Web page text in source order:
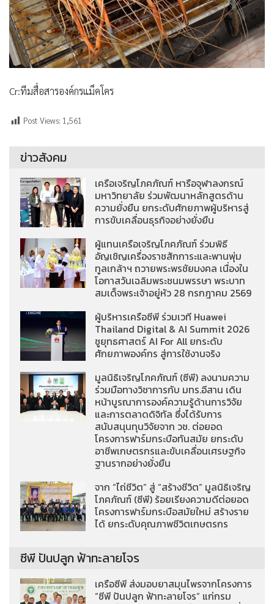
Cr:ทีมสื่อสารองค์กรแม็คโคร
Post Views: 1,561
ข่าวสังคม
เครือเจริญโภคภัณฑ์ หารือจุฬาลงกรณ์
มหาวิทยาลัย ร่วมพัฒนาหลักสูตรด้าน
ความยั่งยืน ยกระดับศักยภาพผู้บริหารสู่
การขับเคลื่อนธุรกิจอย่างยั่งยืน
ผู้แทนเครือเจริญโภคภัณฑ์ ร่วมพิธี
อัญเชิญเครื่องราชสักการะและพานพุ่ม
ทูลเกล้าฯ ถวายพระพรชัยมงคล เนื่องใน
โอกาสวันเฉลิมพระชนมพรรษา พระบาท
สมเด็จพระเจ้าอยู่หัว 28 กรกฎาคม 2569
ผู้บริหารเครือซีพี ร่วมเวที Huawei
Thailand Digital & AI Summit 2026
ชูยุทธศาสตร์ AI For All ยกระดับ
ศักยภาพองค์กร สู่การใช้งานจริง
มูลนิธิเจริญโภคภัณฑ์ (ซีพี) ลงนามความ
ร่วมมือทางวิชาการกับ มทร.อีสาน เดิน
หน้าบูรณาการองค์ความรู้ด้านการวิจัย
และการตลาดดิจิทัล ซึ่งได้รับการ
สนับสนุนทุนวิจัยจาก วช. ต่อยอด
โครงการฟาร์มกระบือทันสมัย ยกระดับ
อาชีพเกษตรกรและขับเคลื่อนเศรษฐกิจ
ฐานรากอย่างยั่งยืน
จาก “ไถ่ชีวิต” สู่ “สร้างชีวิต” มูลนิธิเจริญ
โภคภัณฑ์ (ซีพี) ร้อยเรียงความดีต่อยอด
โครงการฟาร์มกระบือสมัยใหม่ สร้างราย
ได้ ยกระดับคุณภาพชีวิตเกษตรกร
ซีพี ปันปลูก ฟ้าทะลายโจร
เครือซีพี ส่งมอบยาสมุนไพรจากโครงการ
“ซีพี ปันปลูก ฟ้าทะลายโจร” แก่กรม